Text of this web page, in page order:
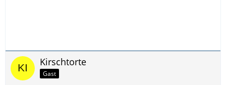
Kirschtorte
Gast